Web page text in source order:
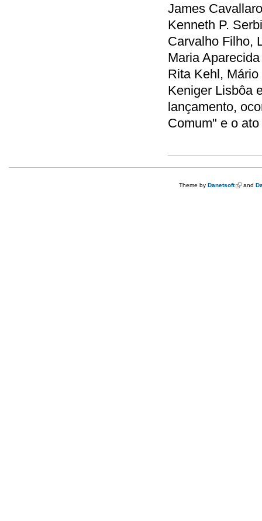
James
Kenneth P.
Carvalho Filho,
Maria
Rita Kehl,
Keniger Lisbôa
lançamento,
Comum" e o
Theme by Danetsoft(link is
and